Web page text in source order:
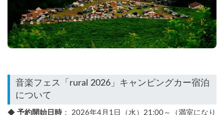
音楽フェス「rural 2026」キャンピングカー宿泊
◆ 予約開始日時： 2026年4月1日（水）21:00～（満室になり